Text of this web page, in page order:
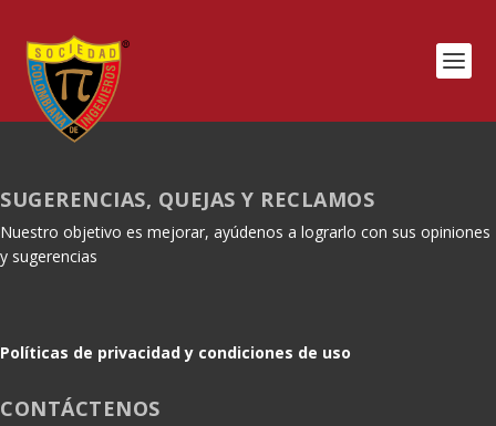
SUGERENCIAS, QUEJAS Y RECLAMOS
Nuestro objetivo es mejorar, ayúdenos a lograrlo con sus opiniones
y sugerencias
Políticas de privacidad y condiciones de uso
CONTÁCTENOS